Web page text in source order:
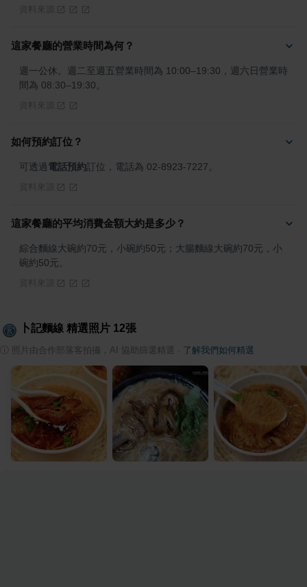
這家餐廳的營業時間為何？
週一公休。週二至週五營業時間為 10:00–19:30，週六日營業時
間為 08:30–19:30。
如何預約訂位？
可透過電話預約訂位，電話為 02-8923-7227。
這家餐廳的平均消費金額大約是多少？
綜合麵線大碗約70元，小碗約50元；大腸麵線大碗約70元，小
碗約50元。
卜記麵線 精選照片 12張
照片由合作部落客拍攝，AI 協助篩選精選 了解我們如何精選